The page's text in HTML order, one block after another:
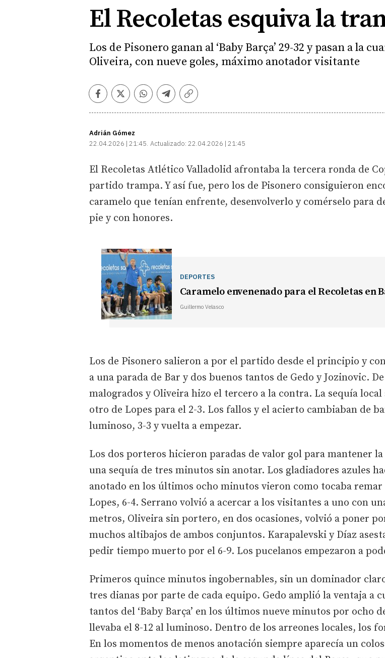
El Recoletas esquiva la
Los de Pisonero ganan al ‘Baby Barça’ 29-32 y pasan a la
Oliveira, con nueve goles, máximo anotador visitante
Facebook
TwitterWhatsapp
Telegram
Copiar
Adrián Gómez
22.04.2026 | 21:45 Actualizado: 22.04.2026 | 21:45
El Recoletas Atlético Valladolid afrontaba la tercera ronda de
partido trampa. Y así fue, pero los de Pisonero consiguieron
caramelo que tenían enfrente, desenvolverlo y comérselo para
pie y con honores.
DEPORTES
Caramelo envenenado para el Recoletas en
Guillermo Velasco
Los de Pisonero salieron a por el partido desde el principio y
a una parada de Bar y dos buenos tantos de Gedo y Jozinovic.
malogrados y Oliveira hizo el tercero a la contra. La sequía
otro de Lopes para el 2-3. Los fallos y el acierto cambiaban de
luminoso, 3-3 y vuelta a empezar.
Los dos porteros hicieron paradas de valor gol para mantener
una sequía de tres minutos sin anotar. Los gladiadores azules
anotado en los últimos ocho minutos vieron como tocaba
Lopes, 6-4. Serrano volvió a acercar a los visitantes a uno con
metros, Oliveira sin portero, en dos ocasiones, volvió a poner
muchos altibajos de ambos conjuntos. Karapalevski y Díaz
pedir tiempo muerto por el 6-9. Los pucelanos empezaron a
Primeros quince minutos ingobernables, sin un dominador
tres dianas por parte de cada equipo. Gedo amplió la ventaja a
tantos del ‘Baby Barça’ en los últimos nueve minutos por ocho
llevaba el 8-12 al luminoso. Dentro de los arreones locales, los
En los momentos de menos anotación siempre aparecía un